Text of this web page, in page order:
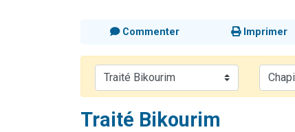
Commenter Imprimer
Traité Bikourim